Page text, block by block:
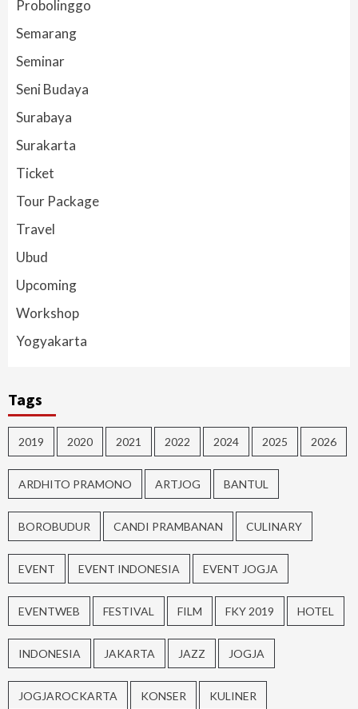
Probolinggo
Semarang
Seminar
Seni Budaya
Surabaya
Surakarta
Ticket
Tour Package
Travel
Ubud
Upcoming
Workshop
Yogyakarta
Tags
2019 2020 2021 2022 2024 2025 2026
ARDHITO PRAMONO ARTJOG BANTUL
BOROBUDUR CANDI PRAMBANAN CULINARY
EVENT EVENT INDONESIA EVENT JOGJA
EVENTWEB FESTIVAL FILM FKY 2019 HOTEL
INDONESIA JAKARTA JAZZ JOGJA
JOGJAROCKARTA KONSER KULINER